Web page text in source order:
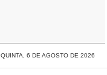
QUINTA, 6 DE AGOSTO DE 2026